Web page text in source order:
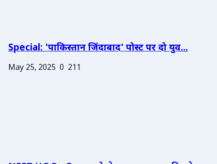
Special: 'पाकिस्तान जिंदाबाद' पोस्ट पर दो युव...
May 25, 2025 0 211